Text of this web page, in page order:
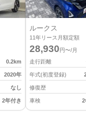
0.2km
2020年
なし
2年付き
ルークス
11年リース月額定額
28,930 円〜/月
走行距離
年式(初度登録)
修復歴
車検 2